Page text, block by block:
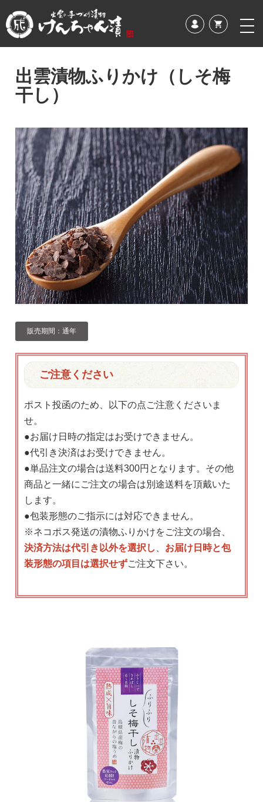
出雲漬物ふりかけ（しそ梅
干し）
販売期間：通年
ご注意ください
ポスト投函のため、以下の点ご注意くださいま
せ。
●お届け日時の指定はお受けできません。
●代引き決済はお受けできません。
●単品注文の場合は送料300円となります。その他
商品と一緒にご注文の場合は別途送料を頂戴いた
します。
●包装形態のご指示には対応できません。
※ネコポス発送の漬物ふりかけをご注文の場合、
決済方法は代引き以外を選択し
お届け日時と包
装形態の項目は選択せずご注文下さい。